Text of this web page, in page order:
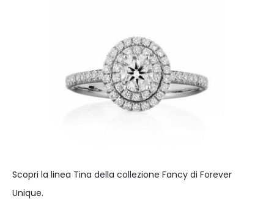
Scopri la linea Tina della collezione Fancy di Forever
Unique.